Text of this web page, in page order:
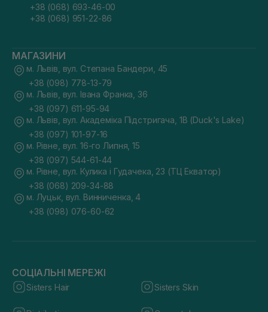
+38 (068) 693-46-00
+38 (068) 951-22-86
МАГАЗИНИ
м. Львів, вул. Степана Бандери, 45
+38 (098) 778-13-79
м. Львів, вул. Івана Франка, 36
+38 (097) 611-95-94
м. Львів, вул. Академіка Підстригача, 1В (Duck's Lake)
+38 (097) 101-97-16
м. Рівне, вул. 16-го Липня, 15
+38 (097) 544-61-44
м. Рівне, вул. Кулика і Гудачека, 23 (ТЦ Екватор)
+38 (068) 209-34-88
м. Луцьк, вул. Винниченка, 4
+38 (098) 076-60-62
СОЦІАЛЬНІ МЕРЕЖІ
Sisters Hair Sisters Skin